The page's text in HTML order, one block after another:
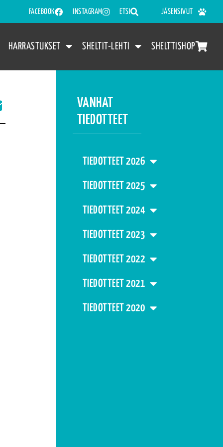
FACEBOOK INSTAGRAM ETSI JÄSENSIVUT
HARRASTUKSET SHELTIT-LEHTI SHELTTISHOP
VANHAT
TIEDOTTEET
TIEDOTTEET 2026
TIEDOTTEET 2025
TIEDOTTEET 2024
TIEDOTTEET 2023
TIEDOTTEET 2022
TIEDOTTEET 2021
TIEDOTTEET 2020